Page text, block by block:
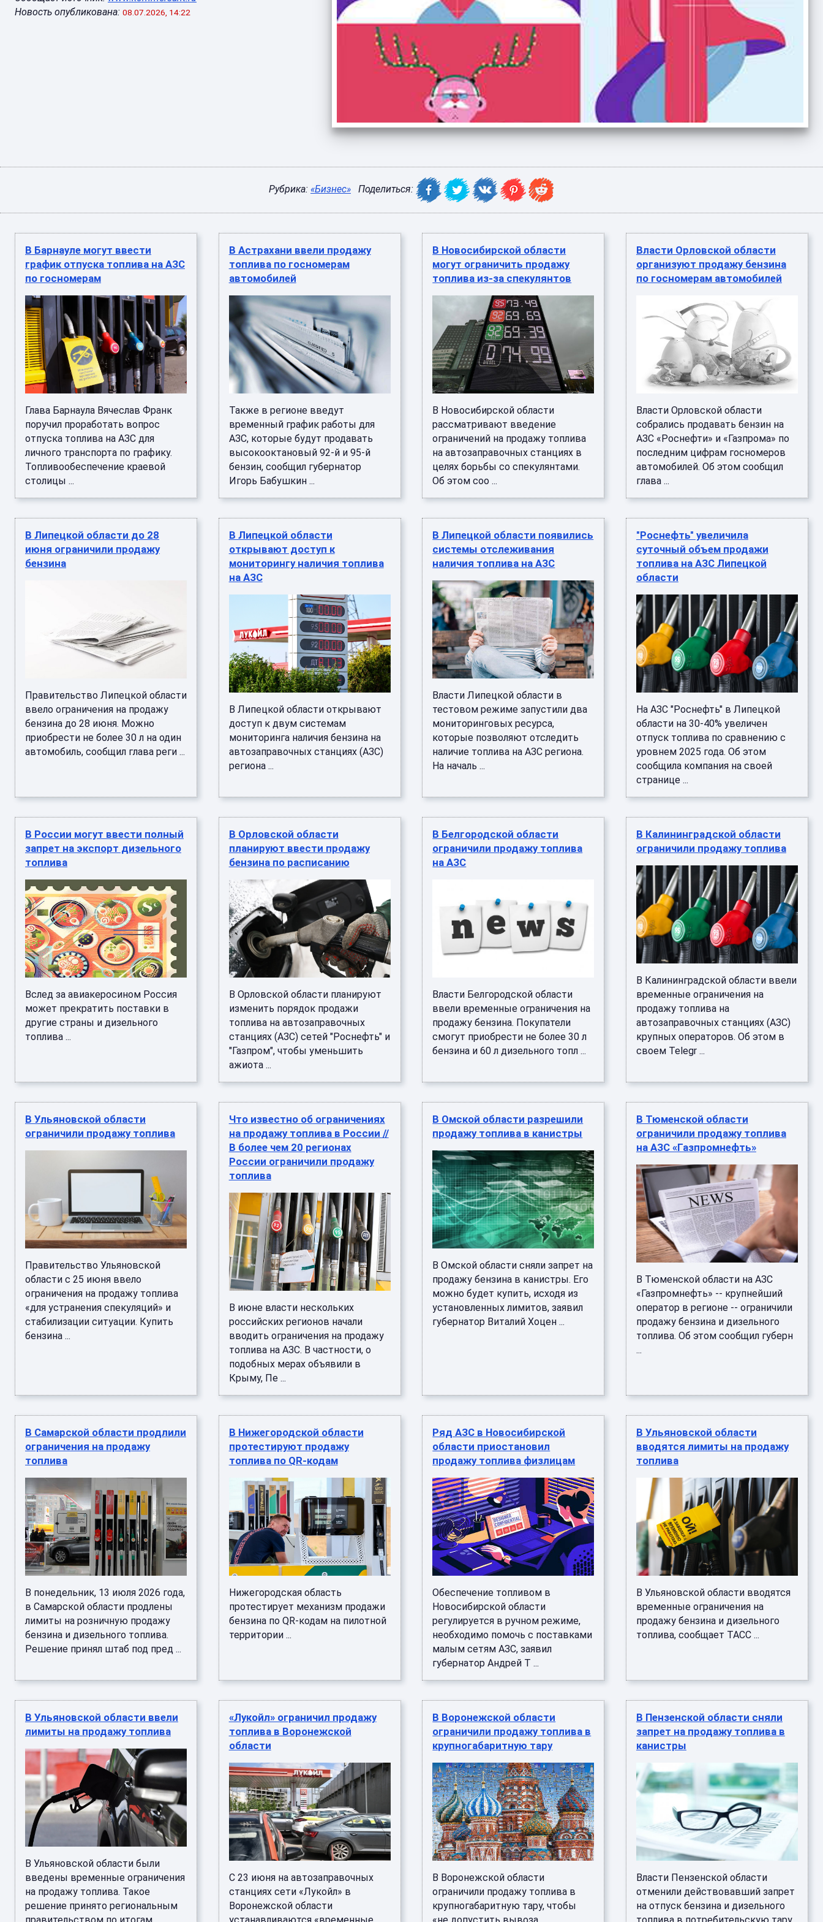
Новость опубликована: 08.07.2026, 14:22
Рубрика: «Бизнес» Поделиться:
В Барнауле могут ввести
график отпуска топлива на АЗС
по госномерам
Глава Барнаула Вячеслав Франк
поручил проработать вопрос
отпуска топлива на АЗС для
личного транспорта по графику.
Топливообеспечение краевой
столицы ...
В Астрахани ввели продажу
топлива по госномерам
автомобилей
Также в регионе введут
временный график работы для
АЗС, которые будут продавать
высокооктановый 92-й и 95-й
бензин, сообщил губернатор
Игорь Бабушкин ...
В Новосибирской области
могут ограничить продажу
топлива из-за спекулянтов
В Новосибирской области
рассматривают введение
ограничений на продажу топлива
на автозаправочных станциях в
целях борьбы со спекулянтами.
Об этом соо ...
Власти Орловской области
организуют продажу бензина
по госномерам автомобилей
Власти Орловской области
собрались продавать бензин на
АЗС «Роснефти» и «Газпрома» по
последним цифрам госномеров
автомобилей. Об этом сообщил
глава ...
В Липецкой области до 28
июня ограничили продажу
бензина
Правительство Липецкой области
ввело ограничения на продажу
бензина до 28 июня. Можно
приобрести не более 30 л на один
автомобиль, сообщил глава реги ...
В Липецкой области
открывают доступ к
мониторингу наличия топлива
на АЗС
В Липецкой области открывают
доступ к двум системам
мониторинга наличия бензина на
автозаправочных станциях (АЗС)
региона ...
В Липецкой области появились
системы отслеживания
наличия топлива на АЗС
Власти Липецкой области в
тестовом режиме запустили два
мониторинговых ресурса,
которые позволяют отследить
наличие топлива на АЗС региона.
На началь ...
"Роснефть" увеличила
суточный объем продажи
топлива на АЗС Липецкой
области
На АЗС "Роснефть" в Липецкой
области на 30-40% увеличен
отпуск топлива по сравнению с
уровнем 2025 года. Об этом
сообщила компания на своей
странице ...
В России могут ввести полный
запрет на экспорт дизельного
топлива
Вслед за авиакеросином Россия
может прекратить поставки в
другие страны и дизельного
топлива ...
В Орловской области
планируют ввести продажу
бензина по расписанию
В Орловской области планируют
изменить порядок продажи
топлива на автозаправочных
станциях (АЗС) сетей "Роснефть" и
"Газпром", чтобы уменьшить
ажиота ...
В Белгородской области
ограничили продажу топлива
на АЗС
Власти Белгородской области
ввели временные ограничения на
продажу бензина. Покупатели
смогут приобрести не более 30 л
бензина и 60 л дизельного топл ...
В Калининградской области
ограничили продажу топлива
В Калининградской области ввели
временные ограничения на
продажу топлива на
автозаправочных станциях (АЗС)
крупных операторов. Об этом в
своем Telegr ...
В Ульяновской области
ограничили продажу топлива
Правительство Ульяновской
области с 25 июня ввело
ограничения на продажу топлива
«для устранения спекуляций» и
стабилизации ситуации. Купить
бензина ...
Что известно об ограничениях
на продажу топлива в России //
В более чем 20 регионах
России ограничили продажу
топлива
В июне власти нескольких
российских регионов начали
вводить ограничения на продажу
топлива на АЗС. В частности, о
подобных мерах объявили в
Крыму, Пе ...
В Омской области разрешили
продажу топлива в канистры
В Омской области сняли запрет на
продажу бензина в канистры. Его
можно будет купить, исходя из
установленных лимитов, заявил
губернатор Виталий Хоцен ...
В Тюменской области
ограничили продажу топлива
на АЗС «Газпромнефть»
В Тюменской области на АЗС
«Газпромнефть» -- крупнейший
оператор в регионе -- ограничили
продажу бензина и дизельного
топлива. Об этом сообщил губерн
...
В Самарской области продлили
ограничения на продажу
топлива
В понедельник, 13 июля 2026 года,
в Самарской области продлены
лимиты на розничную продажу
бензина и дизельного топлива.
Решение принял штаб под пред ...
В Нижегородской области
протестируют продажу
топлива по QR-кодам
Нижегородская область
протестирует механизм продажи
бензина по QR-кодам на пилотной
территории ...
Ряд АЗС в Новосибирской
области приостановил
продажу топлива физлицам
Обеспечение топливом в
Новосибирской области
регулируется в ручном режиме,
необходимо помочь с поставками
малым сетям АЗС, заявил
губернатор Андрей Т ...
В Ульяновской области
вводятся лимиты на продажу
топлива
В Ульяновской области вводятся
временные ограничения на
продажу бензина и дизельного
топлива, сообщает ТАСС ...
В Ульяновской области ввели
лимиты на продажу топлива
В Ульяновской области были
введены временные ограничения
на продажу топлива. Такое
решение принято региональным
«Лукойл» ограничил продажу
топлива в Воронежской
области
С 23 июня на автозаправочных
станциях сети «Лукойл» в
Воронежской области
В Воронежской области
ограничили продажу топлива в
крупногабаритную тару
В Воронежской области
ограничили продажу топлива в
крупногабаритную тару, чтобы
В Пензенской области сняли
запрет на продажу топлива в
канистры
Власти Пензенской области
отменили действовавший запрет
на отпуск бензина и дизельного